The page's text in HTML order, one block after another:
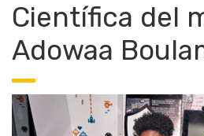
Científica del
Adowaa